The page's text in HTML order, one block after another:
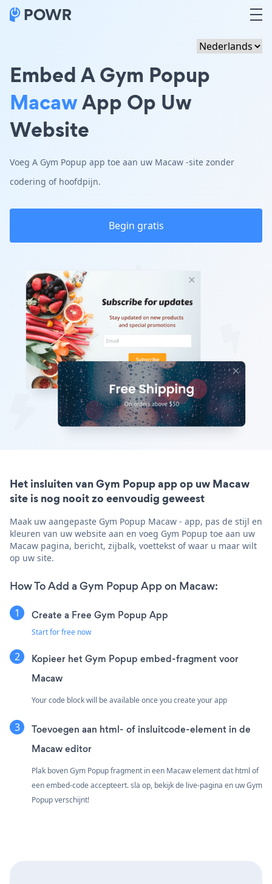
Embed A Gym Popup
MacawApp Op Uw
Website
Voeg A Gym Popup app toe aan uw Macaw -site zonder
codering of hoofdpijn.
Begin gratis
Het insluiten van Gym Popup app op uw Macaw
site is nog nooit zo eenvoudig geweest
Maak uw aangepaste Gym Popup Macaw - app, pas de stijl en
kleuren van uw website aan en voeg Gym Popup toe aan uw
Macaw pagina, bericht, zijbalk, voettekst of waar u maar wilt
op uw site.
How To Add a Gym Popup App on Macaw:
Create a Free Gym Popup App
Start for free now
Kopieer het Gym Popup embed-fragment voor
Macaw
Your code block will be available once you create your app
Toevoegen aan html- of insluitcode-element in de
Macaw editor
Plak boven Gym Popup fragment in een Macaw element dat html of
een embed-code accepteert. sla op, bekijk de live-pagina en uw Gym
Popup verschijnt!